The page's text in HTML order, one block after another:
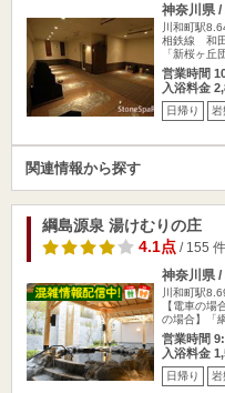
神奈川県
川和町駅
相鉄線 和
「新桜ヶ丘
営業時間
入浴料金
日帰り 岩
関連情報から探す
綱島源泉 湯けむりの庄
4.1点/ 155 件
神奈川県
川和町駅
【電車の場
の場合】「
営業時間
入浴料金
日帰り 岩